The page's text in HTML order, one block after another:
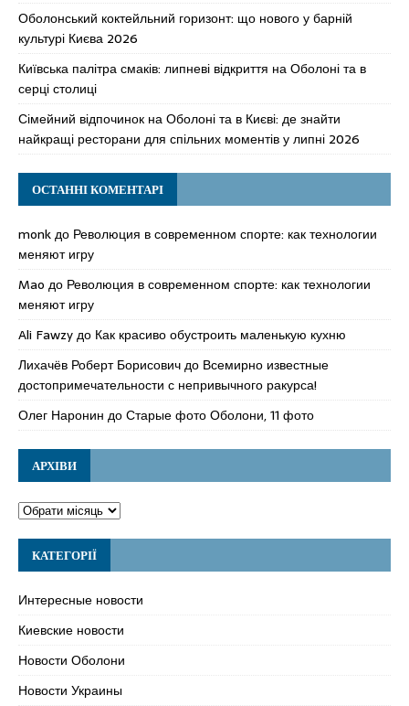
Оболонський коктейльний горизонт: що нового у барній
культурі Києва 2026
Київська палітра смаків: липневі відкриття на Оболоні та в
серці столиці
Сімейний відпочинок на Оболоні та в Києві: де знайти
найкращі ресторани для спільних моментів у липні 2026
ОСТАННІ КОМЕНТАРІ
monkдо Революция в современном спорте: как технологии
меняют игру
Mao до Революция в современном спорте: как технологии
меняют игру
Ali Fawzyдо Как красиво обустроить маленькую кухню
Лихачёв Роберт Борисовичдо Всемирно известные
достопримечательности с непривычного ракурса!
Олег Наронин доСтарые фото Оболони, 11 фото
АРХІВИ
КАТЕГОРІЇ
Интересные новости
Киевские новости
Новости Оболони
Новости Украины